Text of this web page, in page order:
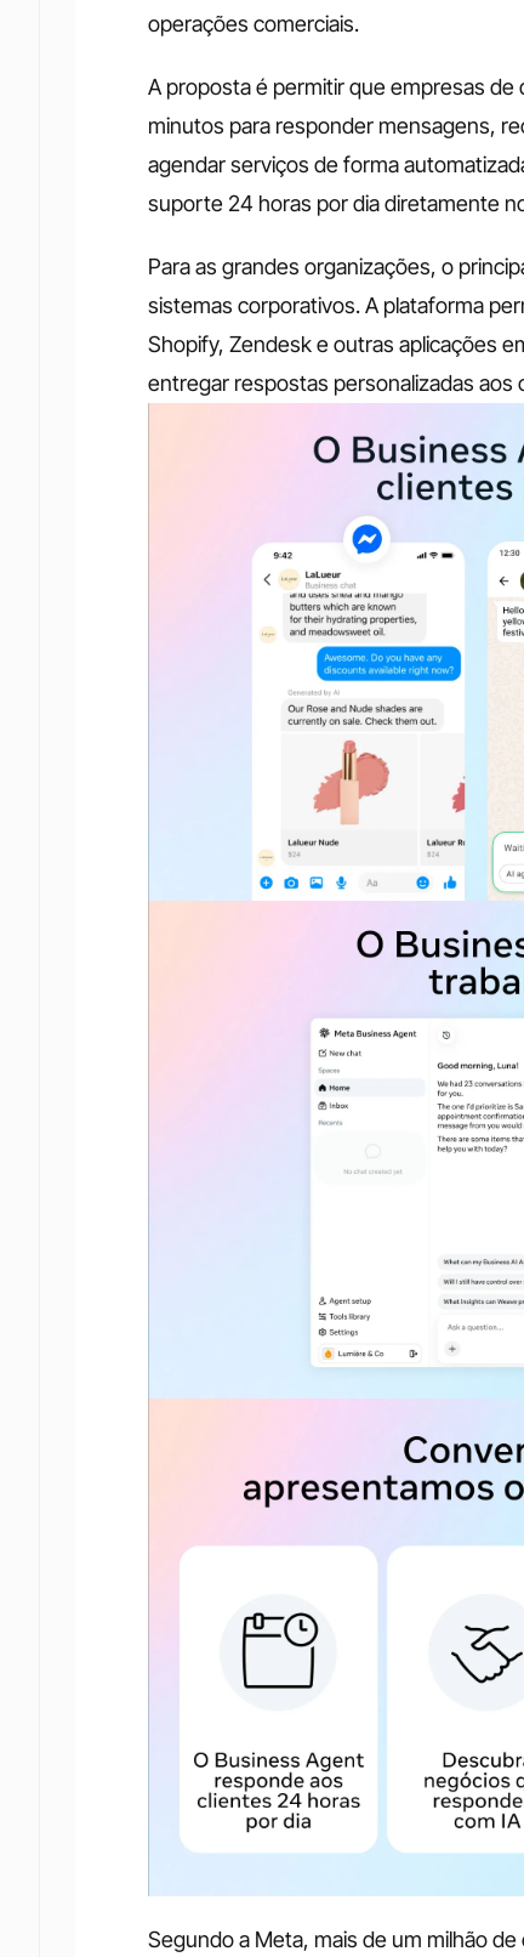
operações comerciais.
A proposta é permitir que empresas
minutos para responder mensagens,
agendar serviços de forma
suporte 24 horas por dia diretamente
Para as grandes organizações, o
sistemas corporativos. A plataforma
Shopify, Zendesk e outras aplicações
entregar respostas personalizadas aos
Segundo a Meta, mais de um milhão